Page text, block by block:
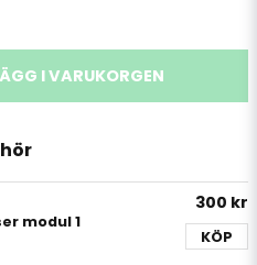
I VARUKORGEN
modul 1
300 kr
KÖP